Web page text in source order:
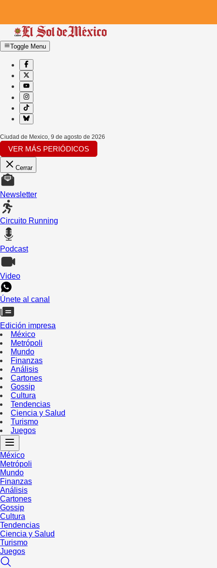
Toggle Menu
Ciudad de Mexico, 9 de agosto de 2026
VER MÁS PERIÓDICOS
Cerrar
Newsletter
Circuito Running
Podcast
Video
Únete al canal
Edición impresa
México
Metrópoli
Mundo
Finanzas
Análisis
Cartones
Gossip
Cultura
Tendencias
Ciencia y Salud
Turismo
Juegos
México
Metrópoli
Mundo
Finanzas
Análisis
Cartones
Gossip
Cultura
Tendencias
Ciencia y Salud
Turismo
Juegos